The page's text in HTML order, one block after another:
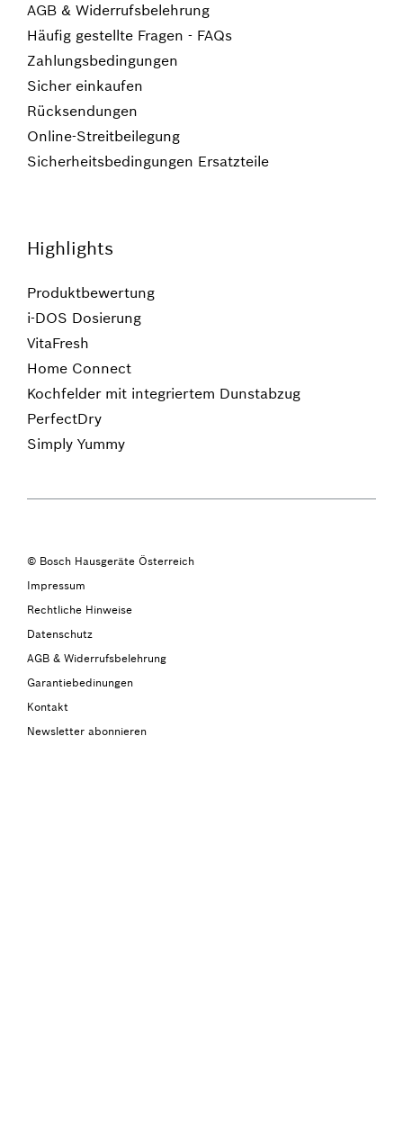
AGB & Widerrufsbelehrung
Häufig gestellte Fragen - FAQs
Zahlungsbedingungen
Sicher einkaufen
Rücksendungen
Online-Streitbeilegung
Sicherheitsbedingungen Ersatzteile
Highlights
Produktbewertung
i-DOS Dosierung
VitaFresh
Home Connect
Kochfelder mit integriertem Dunstabzug
PerfectDry
Simply Yummy
© Bosch Hausgeräte Österreich
Impressum
Rechtliche Hinweise
Datenschutz
AGB & Widerrufsbelehrung
Garantiebedinungen
Kontakt
Newsletter abonnieren